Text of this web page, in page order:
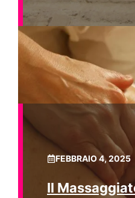
FEBBRAIO 4, 2025
Il